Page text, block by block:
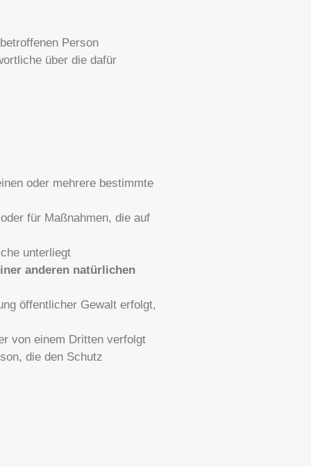
Person
über die dafür
oder mehrere bestimmte
für Maßnahmen, die auf
unterliegt
anderen natürlichen
öffentlicher Gewalt erfolgt,
von einem Dritten verfolgt
die den Schutz